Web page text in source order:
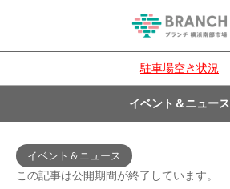
駐車場空き状況
イベント＆ニュース
イベント＆ニュース
この記事は公開期間が終了しています。